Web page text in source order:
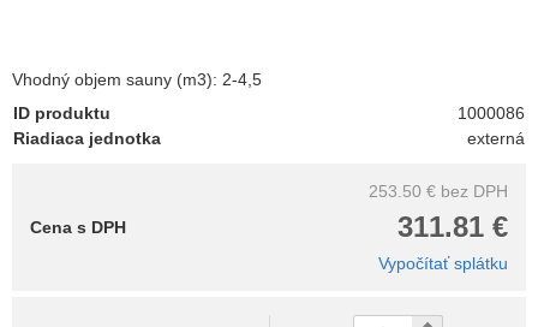
Vhodný objem sauny (m3): 2-4,5
ID produktu
1000086
Riadiaca jednotka
externá
253.50 € bez DPH
311.81 €
Cena s DPH
Vypočítať splátku